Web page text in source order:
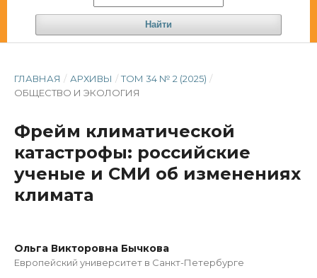
Найти
ГЛАВНАЯ / АРХИВЫ / ТОМ 34 № 2 (2025) /
ОБЩЕСТВО И ЭКОЛОГИЯ
Фрейм климатической
катастрофы: российские
ученые и СМИ об изменениях
климата
Ольга Викторовна Бычкова
Европейский университет в Санкт-Петербурге